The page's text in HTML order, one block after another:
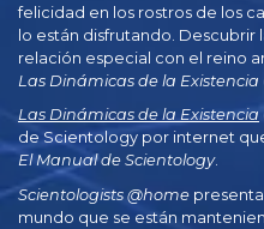
felicidad en los rostros de los
lo están disfrutando. Descubrir
relación especial con el reino
Las Dinámicas de la Existencia
Las Dinámicas de la Existencia
de Scientology por internet
El Manual de Scientology.
Scientologists @home
mundo que se están